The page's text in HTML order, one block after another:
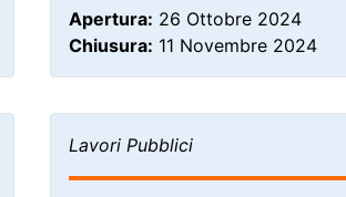
Apertura: 26 Ottobre 2024
Chiusura: 11 Novembre 2024
Lavori Pubblici